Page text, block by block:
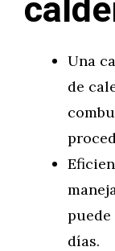
Una
de
días.